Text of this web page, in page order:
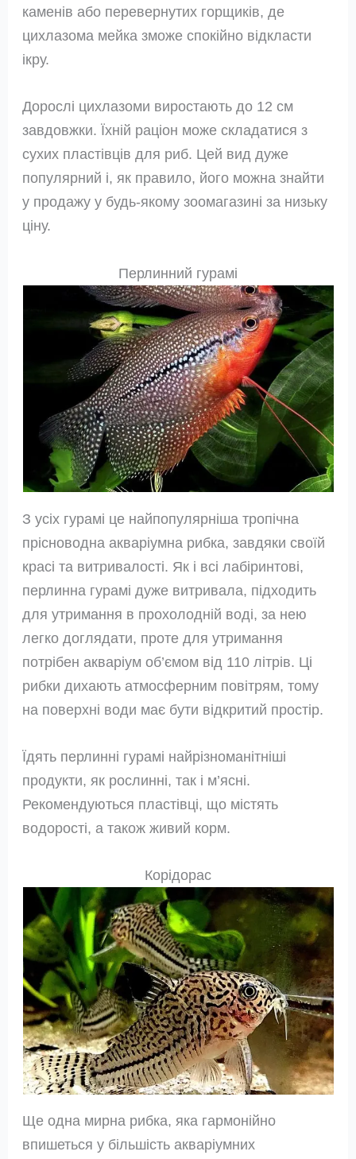
каменів або перевернутих горщиків, де
цихлазома мейка зможе спокійно відкласти
ікру.
Дорослі цихлазоми виростають до 12 см
завдовжки. Їхній раціон може складатися з
сухих пластівців для риб. Цей вид дуже
популярний і, як правило, його можна знайти
у продажу у будь-якому зоомагазині за низьку
ціну.
Перлинний гурамі
З усіх гурамі це найпопулярніша тропічна
прісноводна акваріумна рибка, завдяки своїй
красі та витривалості. Як і всі лабіринтові,
перлинна гурамі дуже витривала, підходить
для утримання в прохолодній воді, за нею
легко доглядати, проте для утримання
потрібен акваріум об’ємом від 110 літрів. Ці
рибки дихають атмосферним повітрям, тому
на поверхні води має бути відкритий простір.
Їдять перлинні гурамі найрізноманітніші
продукти, як рослинні, так і м’ясні.
Рекомендуються пластівці, що містять
водорості, а також живий корм.
Корідорас
Ще одна мирна рибка, яка гармонійно
впишеться у більшість акваріумних